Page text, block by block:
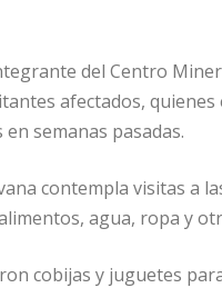
del Centro
afectados,
semanas pasadas.
contempla visitas a
agua, ropa y
cobijas y juguetes